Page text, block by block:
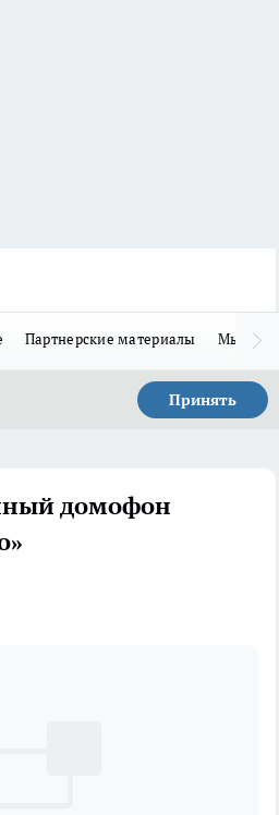
Партнерские материалы Мы в
Принять
домофон